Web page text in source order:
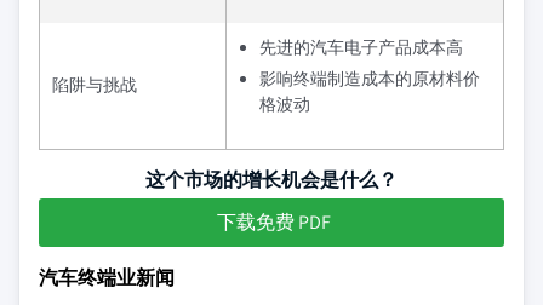
陷阱与挑战
先进的汽车电子产品成本高
影响终端制造成本的原材料价
格波动
这个市场的增长机会是什么？
下载免费 PDF
汽车终端业新闻